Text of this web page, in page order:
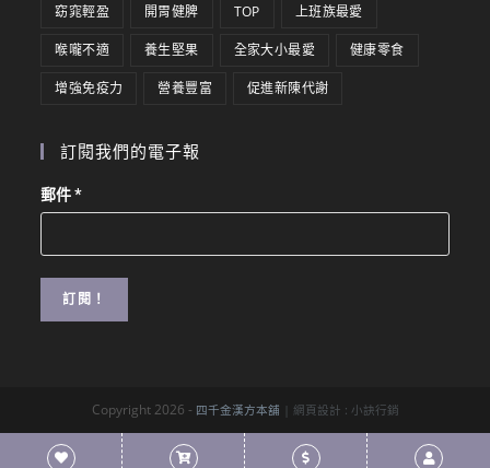
窈窕輕盈 開胃健脾 TOP 上班族最愛
喉嚨不適 養生堅果 全家大小最愛 健康零食
增強免疫力 營養豐富 促進新陳代謝
訂閱我們的電子報
郵件*
Copyright 2026 - 四千金漢方本舖 | 網頁設計 : 小訣行銷